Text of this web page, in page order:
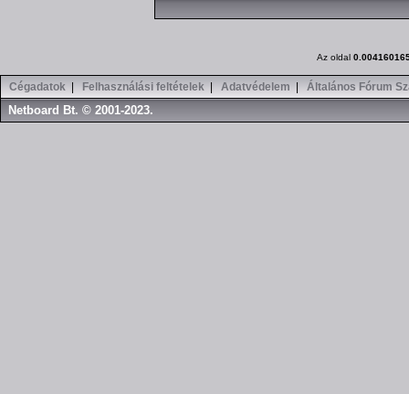
Az oldal
Cégadatok Felhasználási feltételek Adatvédelem Általános Fórum
Netboard Bt. © 2001-2023.